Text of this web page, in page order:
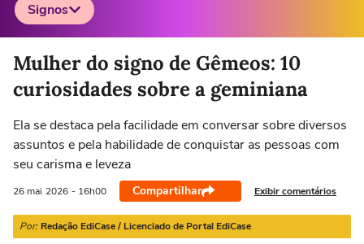
Signos
Selecione o signo para ver as notícias
Áries
21/03 a 20/04
Touro
21/04 a 20/05
Gêmeos
21/05 a 20/06
Câncer
21/06 a 21/07
Mulher do signo de Gêmeos: 10
curiosidades sobre a geminiana
Ela se destaca pela facilidade em conversar sobre diversos
assuntos e pela habilidade de conquistar as pessoas com
seu carisma e leveza
26 mai 2026 - 16h00 Compartilhar Exibir comentários
Por: Redação EdiCase / Licenciado de Portal EdiCase